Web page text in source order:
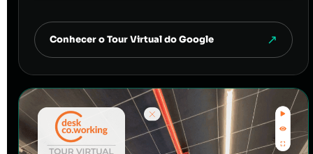
Conhecer o Tour Virtual do Google